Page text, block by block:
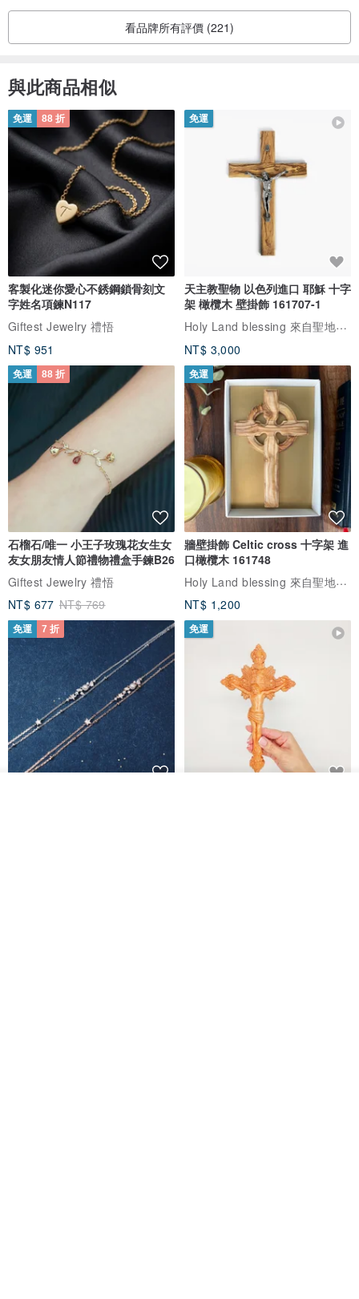
2.業務人員在安裝前置的準備上，非常確實，解說清晰、態度親
3.我有另外付費向業務人員申請安裝服務，安裝工程師也在約定日
底座規格與現場天花板承力與線路環境條件，協助我形成安裝座向
的決定，接著根據與桌壁插座等周邊關係距離，模擬燈具定位，經
的理想高度並固定，施作過程迅速，還會協助維客戶家居環境整
潔。
從購買到安裝，到實際在生活場景中使用的整個過程，是一次五星
的購物體驗，每一道服務程序都可以看出 艾舍人 扎實的專業和豐富
的經驗，非常推薦大家「衡」和「艾舍人」！
看品牌所有評價 (221)
與此商品相似
免運 88 折
客製化迷你愛心不銹鋼鎖骨刻文
字姓名項鍊N117
Giftest Jewelry 禮悟
NT$ 951
免運
天主教聖物 以色列進口 耶穌 十字
架 橄欖木 壁掛飾 161707-1
Holy Land blessing 來自聖地的祝福
NT$ 3,000
免運 88 折
石榴石/唯一 小王子玫瑰花女生女
友女朋友情人節禮物禮盒手鍊B26
Giftest Jewelry 禮悟
NT$ 677 NT$ 769
免運
牆壁掛飾 Celtic cross 十字架 進
口橄欖木 161748
Holy Land blessing 來自聖地的祝福
NT$ 1,200
免運 7 折 免運